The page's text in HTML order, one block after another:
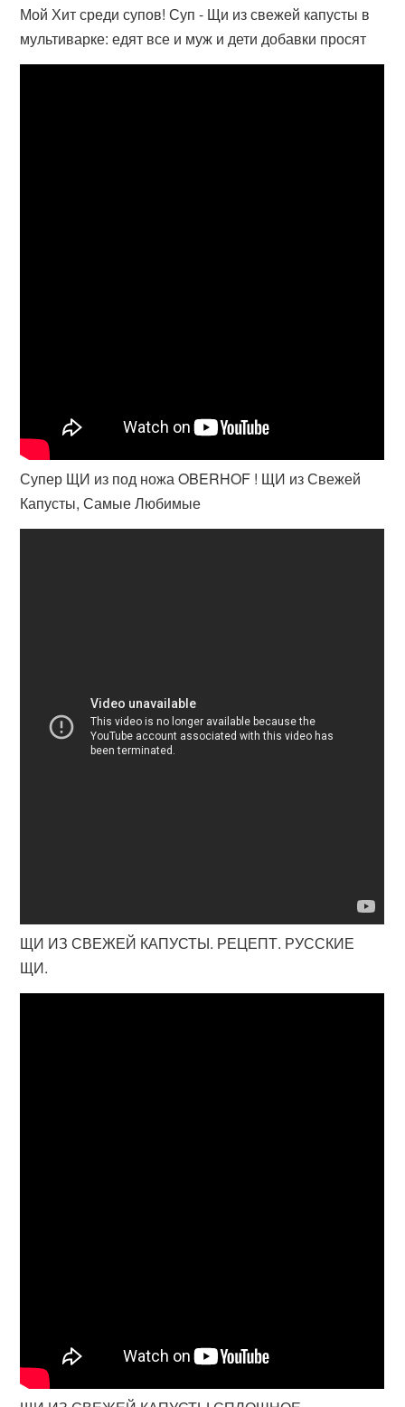
Мой Хит среди супов! Суп - Щи из свежей капусты в
мультиварке: едят все и муж и дети добавки просят
Супер ЩИ из под ножа OBERHOF ! ЩИ из Свежей
Капусты, Самые Любимые
ЩИ ИЗ СВЕЖЕЙ КАПУСТЫ. РЕЦЕПТ. РУССКИЕ
ЩИ.